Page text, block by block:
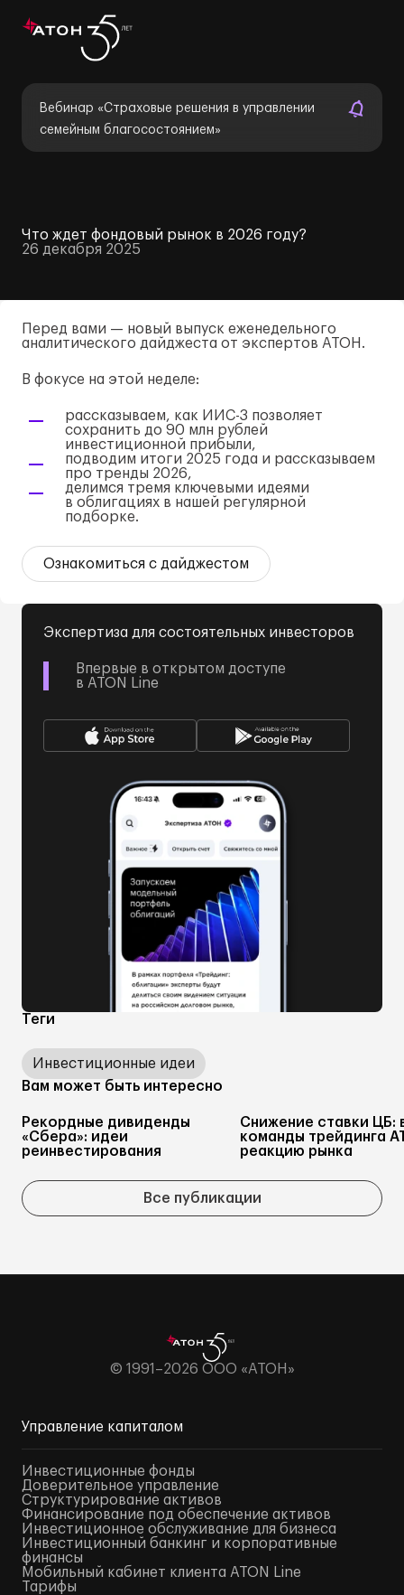
Вебинар «Страховые решения в управлении
семейным благосостоянием»
Что ждет фондовый рынок в 2026 году?
26 декабря 2025
Теги
Инвестиционные идеи
Перед вами — новый выпуск еженедельного
аналитического дайджеста от экспертов АТОН.
В фокусе на этой неделе:
рассказываем, как ИИС-3 позволяет
сохранить до 90 млн рублей
инвестиционной прибыли,
подводим итоги 2025 года и рассказываем
про тренды 2026,
делимся тремя ключевыми идеями
в облигациях в нашей регулярной
подборке.
Ознакомиться с дайджестом
Экспертиза для состоятельных инвесторов
Впервые в открытом доступе
в ATON Line
Вам может быть интересно
Рекордные дивиденды
«Сбера»: идеи
реинвестирования
Снижение ставки ЦБ:
команды трейдинга
реакцию рынка
Все публикации
© 1991–2026 ООО «АТОН»
Управление капиталом
Инвестиционные фонды
Доверительное управление
Структурирование активов
Финансирование под обеспечение активов
Инвестиционное обслуживание для бизнеса
Инвестиционный банкинг и корпоративные
финансы
Мобильный кабинет клиента ATON Line
Тарифы